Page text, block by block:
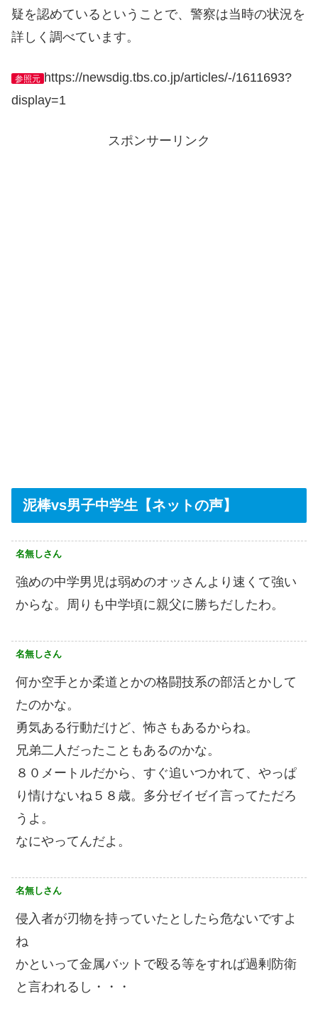
疑を認めているということで、警察は当時の状況を
詳しく調べています。
参照元 https://newsdig.tbs.co.jp/articles/-/1611693?
display=1
スポンサーリンク
泥棒vs男子中学生【ネットの声】
名無しさん
強めの中学男児は弱めのオッさんより速くて強い
からな。周りも中学頃に親父に勝ちだしたわ。
名無しさん
何か空手とか柔道とかの格闘技系の部活とかして
たのかな。
勇気ある行動だけど、怖さもあるからね。
兄弟二人だったこともあるのかな。
８０メートルだから、すぐ追いつかれて、やっぱ
り情けないね５８歳。多分ゼイゼイ言ってただろ
うよ。
なにやってんだよ。
名無しさん
侵入者が刃物を持っていたとしたら危ないですよ
ね
かといって金属バットで殴る等をすれば過剰防衛
と言われるし・・・